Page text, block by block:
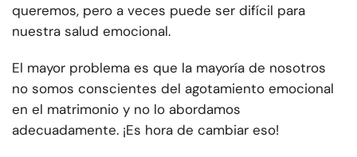
queremos, pero a veces puede ser difícil para
nuestra salud emocional.
El mayor problema es que la mayoría de nosotros
no somos conscientes del agotamiento emocional
en el matrimonio y no lo abordamos
adecuadamente. ¡Es hora de cambiar eso!